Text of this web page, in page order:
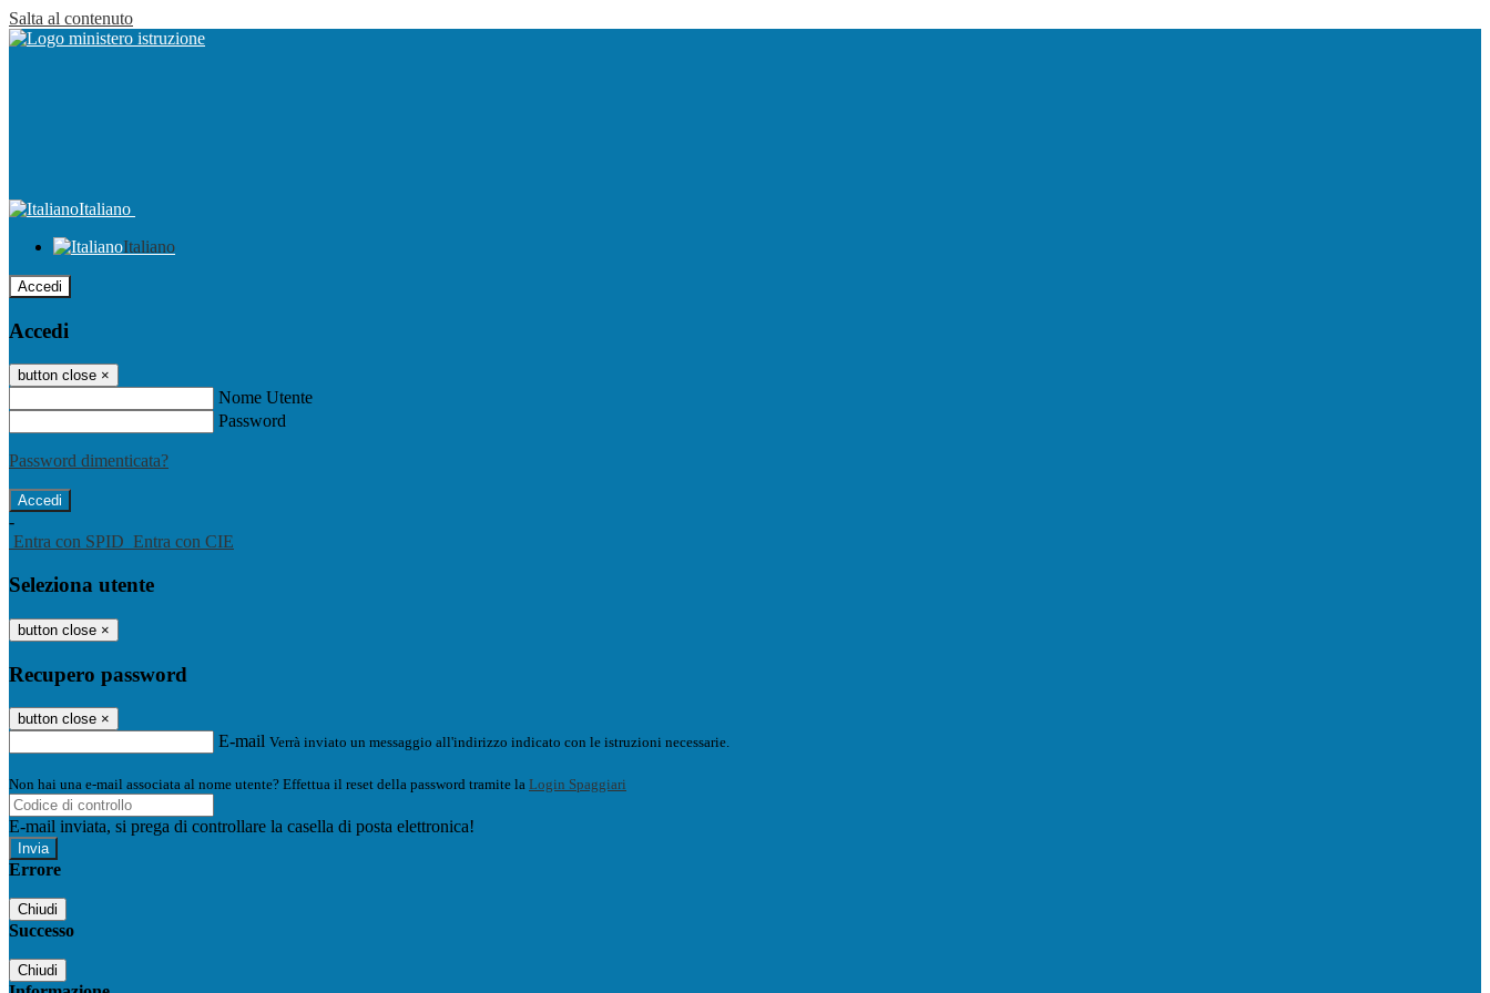
Salta al contenuto
Italiano
Italiano
Accedi
Accedi
button close ×
Nome Utente
Password
Password dimenticata?
-
Entra con SPID Entra con CIE
Seleziona utente
button close ×
Recupero password
button close ×
E-mail Verrà inviato un messaggio all'indirizzo indicato con le istruzioni necessarie.
Non hai una e-mail associata al nome utente? Effettua il reset della password tramite la Login Spaggiari
E-mail inviata, si prega di controllare la casella di posta elettronica!
Errore
Chiudi
Successo
Chiudi